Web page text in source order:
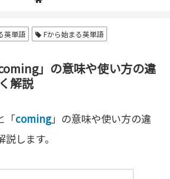
英単語 Fから始まる英単語
」の意味や使い方の違
解説
「coming」の意味や使い方の違
します。